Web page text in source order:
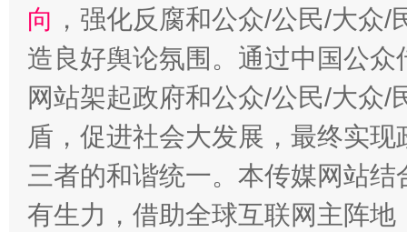
向 ，强化反腐和公众/公民/大众
造良好舆论氛围。通过中国公
网站架起政府和公众/公民/大众
盾，促进社会大发展，最终实
三者的和谐统一。本传媒网站
有生力，借助全球互联网主阵